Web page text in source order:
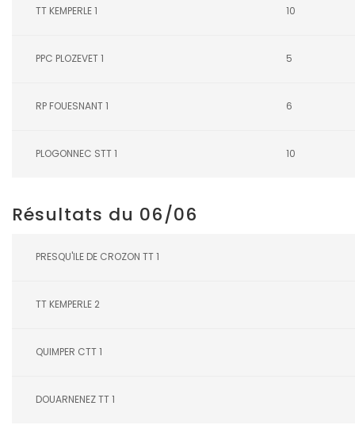
TT KEMPERLE 1 10
PPC PLOZEVET 1 5
RP FOUESNANT 1 6
PLOGONNEC STT 1 10
Résultats du 06/06
PRESQU'ILE DE CROZON TT 1
TT KEMPERLE 2
QUIMPER CTT 1
DOUARNENEZ TT 1